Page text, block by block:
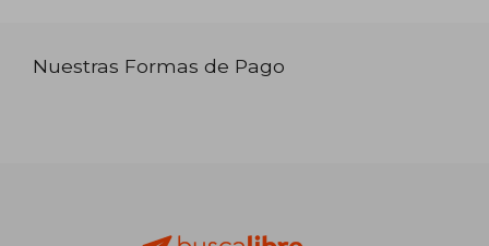
Nuestras Formas de Pago